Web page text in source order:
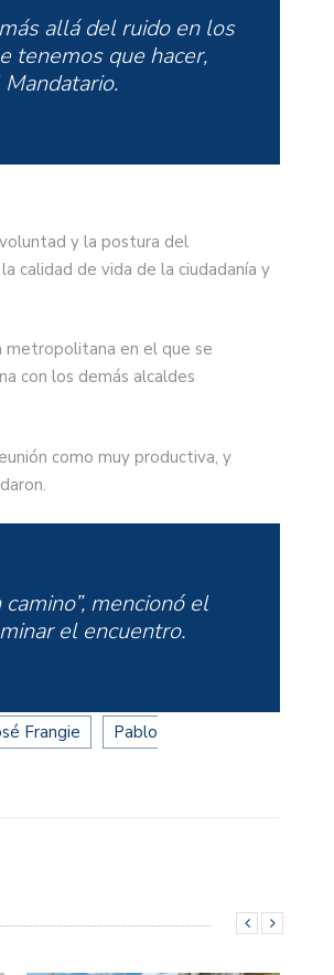
allá del ruido en los
tenemos que hacer,
y la postura del
calidad de vida de la ciudadanía y
metropolitana en el que se
con los demás alcaldes
como muy productiva, y
mencionó el
el encuentro.
Frangie
Pablo